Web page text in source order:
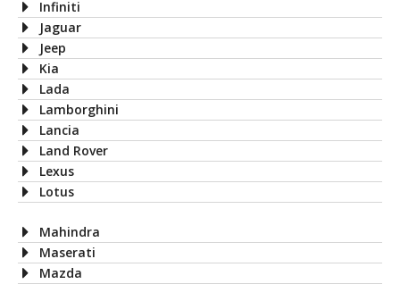
Infiniti
Jaguar
Jeep
Kia
Lada
Lamborghini
Lancia
Land Rover
Lexus
Lotus
Mahindra
Maserati
Mazda